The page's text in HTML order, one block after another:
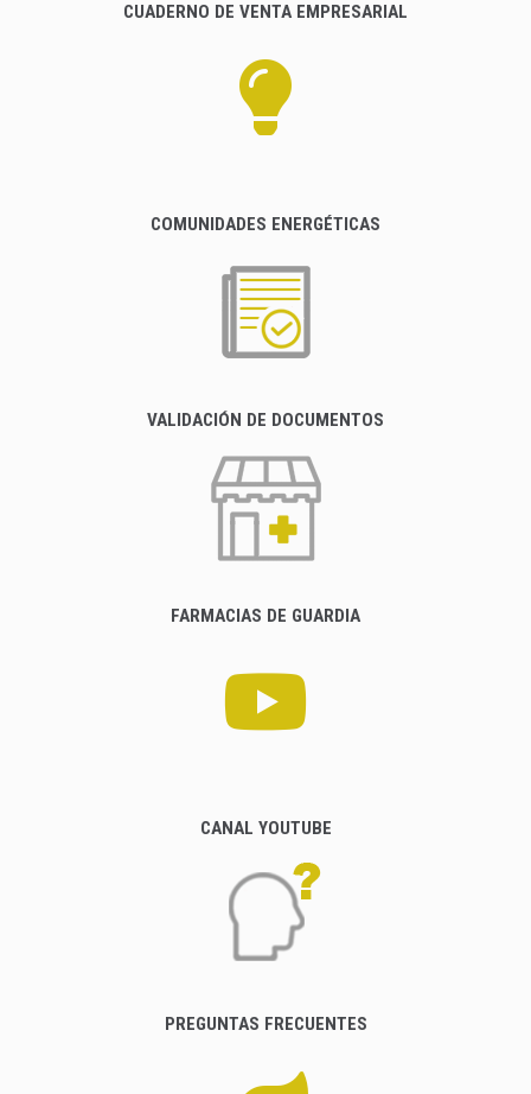
CUADERNO DE VENTA EMPRESARIAL
COMUNIDADES ENERGÉTICAS
VALIDACIÓN DE DOCUMENTOS
FARMACIAS DE GUARDIA
CANAL YOUTUBE
PREGUNTAS FRECUENTES